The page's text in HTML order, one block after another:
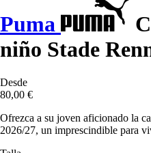
Puma
niño Stade
Desde
80,00 €
Ofrezca a su joven aficionado la
2026/27, un imprescindible para